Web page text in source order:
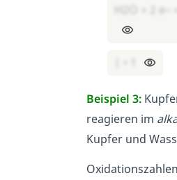
H2O + 2
Beispiel 3:
reagieren im
Kupfer und